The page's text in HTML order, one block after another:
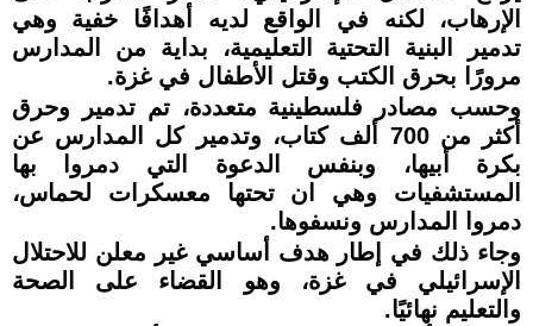
الإرهاب، لكنه في الواقع لديه أهدافًا خفية وهي
تدمير البنية التحتية التعليمية، بداية من المدارس
مرورًا بحرق الكتب وقتل الأطفال في غزة.
وحسب مصادر فلسطينية متعددة، تم تدمير وحرق
أكثر من 700 ألف كتاب، وتدمير كل المدارس عن
بكرة أبيها، وبنفس الدعوة التي دمروا بها
المستشفيات وهي ان تحتها معسكرات لحماس،
دمروا المدارس ونسفوها.
وجاء ذلك في إطار هدف أساسي غير معلن للاحتلال
الإسرائيلي في غزة، وهو القضاء على الصحة
والتعليم نهائيًا.